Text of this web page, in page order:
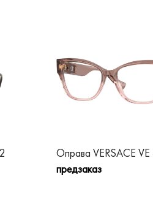
Оправа VERSACE
предзаказ